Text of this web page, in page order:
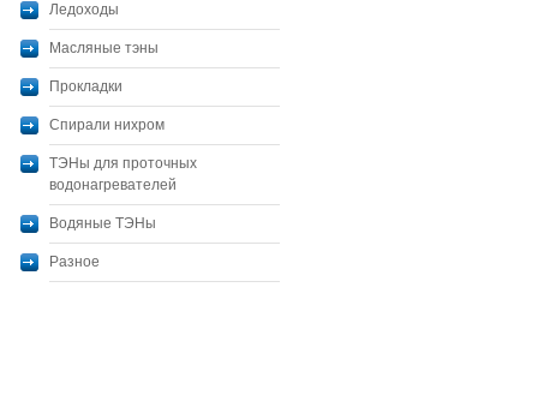
Ледоходы
Масляные тэны
Прокладки
Спирали нихром
ТЭНы для проточных
водонагревателей
Водяные ТЭНы
Разное